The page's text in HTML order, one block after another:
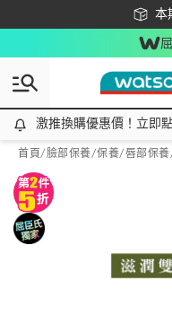
本
下
激推換購優惠價！立即點我
激推換購優惠價！立即
首頁/臉部保養/保養/唇部保養